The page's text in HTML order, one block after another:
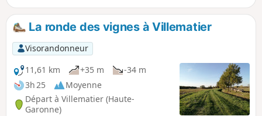
qui vous permettront de rester au sec par temps humide.
Prévoir un chapeau lors des journées ensoleillées!
La ronde des vignes à Villematier
Visorandonneur
11,61 km
+35 m
-34 m
3h 25
Moyenne
Départ à Villematier (Haute-
Garonne)